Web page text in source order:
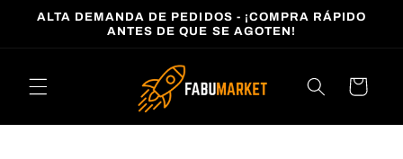
directamente
ALTA DEMANDA DE PEDIDOS - ¡COMPRA RÁPIDO
ANTES DE QUE SE AGOTEN!
Carrito